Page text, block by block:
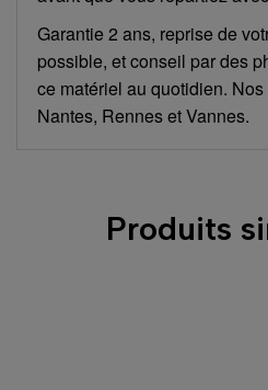
Garantie 2 ans, reprise de
possible, et conseil par des
ce matériel au quotidien.
Nantes, Rennes et Vannes.
Produits